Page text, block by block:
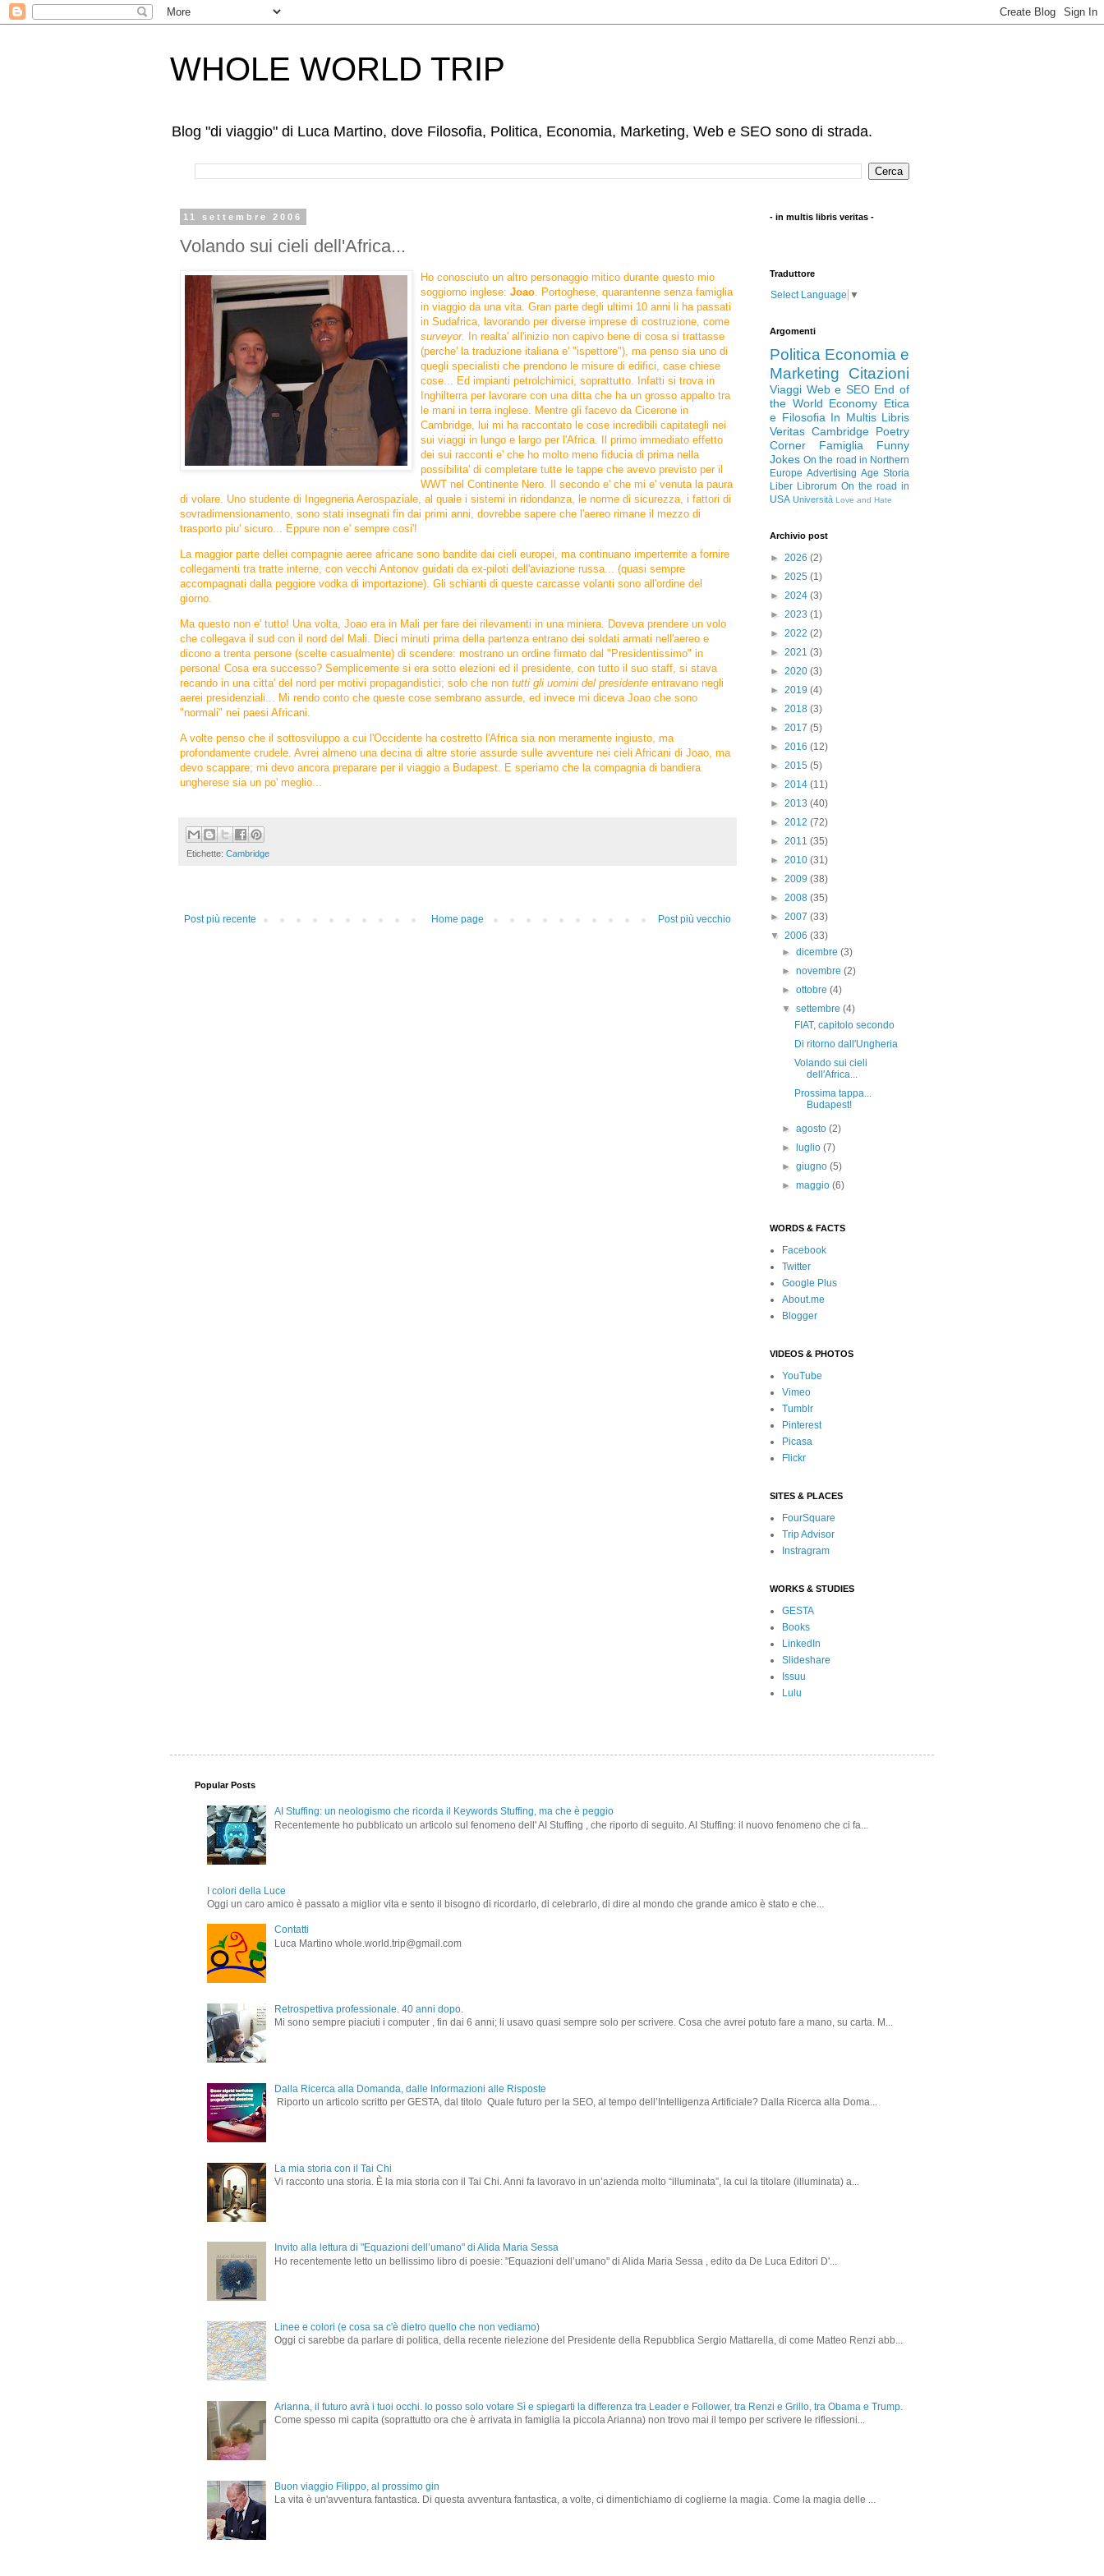
WHOLE WORLD TRIP
Blog "di viaggio" di Luca Martino, dove Filosofia, Politica, Economia, Marketing, Web e SEO sono di strada.
11 settembre 2006
Volando sui cieli dell'Africa...
Ho conosciuto un altro personaggio mitico durante questo mio
soggiorno inglese: Joao Portoghese, quarantenne senza famiglia
in viaggio da una vita. Gran parte degli ultimi 10 anni li ha passati
in Sudafrica, lavorando per diverse imprese di costruzione, come
surveyor. In realta' all'inizio non capivo bene di cosa si trattasse
(perche' la traduzione italiana e' "ispettore"), ma penso sia uno di
quegli specialisti che prendono le misure di edifici, case chiese
cose...
Ed impianti petrolchimici, soprattutto. Infatti si trova in
Inghilterra per lavorare con una ditta che ha un grosso appalto tra
le mani in terra inglese. Mentre gli facevo da Cicerone in
Cambridge, lui mi ha raccontato le cose incredibili capitategli nei
sui viaggi in lungo e largo per l'Africa. Il primo immediato effetto
dei sui racconti e' che ho molto meno fiducia di prima nella
possibilita' di completare tutte le tappe che avevo previsto per il
WWT nel Continente Nero. Il secondo e' che mi e' venuta la paura
di volare. Uno studente di Ingegneria Aerospaziale, al quale i sistemi in ridondanza, le norme di sicurezza, i fattori di
sovradimensionamento, sono stati insegnati fin dai primi anni, dovrebbe sapere che l'aereo rimane il mezzo di
trasporto piu' sicuro... Eppure non e' sempre cosi'!
La maggior parte dellei compagnie aeree africane sono bandite dai cieli europei, ma continuano imperterrite a fornire
collegamenti tra tratte interne, con vecchi Antonov guidati da ex-piloti dell'aviazione russa... (quasi sempre
accompagnati dalla peggiore vodka di importazione). Gli schianti di queste carcasse volanti sono all'ordine del
giorno.
Ma questo non e' tutto! Una volta, Joao era in Mali per fare dei rilevamenti in una miniera. Doveva prendere un volo
che collegava il sud con il nord del Mali. Dieci minuti prima della partenza entrano dei soldati armati nell'aereo e
dicono a trenta persone (scelte casualmente) di scendere: mostrano un ordine firmato dal "Presidentissimo" in
persona! Cosa era successo? Semplicemente si era sotto elezioni ed il presidente, con tutto il suo staff, si stava
recando in una citta' del nord per motivi propagandistici; solo che non tutti gli uomini del presidente entravano negli
aerei presidenziali... Mi rendo conto che queste cose sembrano assurde, ed invece mi diceva Joao che sono
"normali" nei paesi Africani.
A volte penso che il sottosviluppo a cui l'Occidente ha costretto l'Africa sia non meramente ingiusto, ma
profondamente crudele. Avrei almeno una decina di altre storie assurde sulle avventure nei cieli Africani di Joao, ma
devo scappare; mi devo ancora preparare per il viaggio a Budapest. E speriamo che la compagnia di bandiera
ungherese sia un po' meglio...
Etichette: Cambridge
Post più recente Post più vecchio
Home page
- in multis libris veritas -
Traduttore
Select Language ▼
Argomenti
Politica Economia e
Marketing
Citazioni
Viaggi Web e SEO End of
the World Economy Etica
e Filosofia In Multis Libris
Veritas Cambridge Poetry
Corner
Famiglia
Funny
Jokes On the road in Northern
Europe Advertising Age Storia
Liber Librorum On the road in
USA Università Love and Hate
Archivio post
► 2026 (2)
► 2025 (1)
► 2024 (3)
► 2023 (1)
► 2022 (2)
► 2021 (3)
► 2020 (3)
► 2019 (4)
► 2018 (3)
► 2017 (5)
► 2016 (12)
► 2015 (5)
► 2014 (11)
► 2013 (40)
► 2012 (72)
► 2011 (35)
► 2010 (31)
► 2009 (38)
► 2008 (35)
► 2007 (33)
▼ 2006 (33)
►dicembre(3)
►novembre(2)
►ottobre(4)
▼settembre(4)
FIAT, capitolo secondo
Di ritorno dall'Ungheria
Volando sui cieli
dell'Africa...
Prossima tappa...
Budapest!
►agosto(2)
►luglio(7)
►giugno(5)
►maggio(6)
WORDS & FACTS
Facebook
Twitter
Google Plus
About.me
Blogger
VIDEOS & PHOTOS
YouTube
Vimeo
Tumblr
Pinterest
Picasa
Flickr
SITES & PLACES
FourSquare
Trip Advisor
Instragram
WORKS & STUDIES
GESTA
Books
LinkedIn
Slideshare
Issuu
Lulu
Popular Posts
AI Stuffing: un neologismo che ricorda il Keywords Stuffing, ma che è peggio
Recentemente ho pubblicato un articolo sul fenomeno dell' AI Stuffing , che riporto di seguito. AI Stuffing: il nuovo fenomeno che ci fa...
I colori della Luce
Oggi un caro amico è passato a miglior vita e sento il bisogno di ricordarlo, di celebrarlo, di dire al mondo che grande amico è stato e che...
Contatti
Luca Martino whole.world.trip@gmail.com
Retrospettiva professionale. 40 anni dopo.
Mi sono sempre piaciuti i computer , fin dai 6 anni; li usavo quasi sempre solo per scrivere. Cosa che avrei potuto fare a mano, su carta. M...
Dalla Ricerca alla Domanda, dalle Informazioni alle Risposte
Riporto un articolo scritto per GESTA, dal titolo Quale futuro per la SEO, al tempo dell’Intelligenza Artificiale? Dalla Ricerca alla Doma...
La mia storia con il Tai Chi
Vi racconto una storia. È la mia storia con il Tai Chi. Anni fa lavoravo in un’azienda molto “illuminata”, la cui la titolare (illuminata) a...
Invito alla lettura di "Equazioni dell’umano" di Alida Maria Sessa
Ho recentemente letto un bellissimo libro di poesie: "Equazioni dell’umano" di Alida Maria Sessa , edito da De Luca Editori D'...
Linee e colori (e cosa sa c'è dietro quello che non vediamo)
Oggi ci sarebbe da parlare di politica, della recente rielezione del Presidente della Repubblica Sergio Mattarella, di come Matteo Renzi abb...
Arianna, il futuro avrà i tuoi occhi. Io posso solo votare Sì e spiegarti la differenza tra Leader e Follower, tra Renzi e Grillo, tra Obama e Trump.
Come spesso mi capita (soprattutto ora che è arrivata in famiglia la piccola Arianna) non trovo mai il tempo per scrivere le riflessioni...
Buon viaggio Filippo, al prossimo gin
La vita è un'avventura fantastica. Di questa avventura fantastica, a volte, ci dimentichiamo di coglierne la magia. Come la magia delle ...